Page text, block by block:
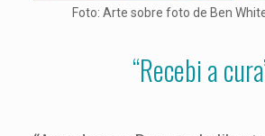
Foto: Arte sobre foto de Ben
“Recebi a